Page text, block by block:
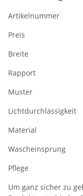
Artikelnummer
Preis
Breite
Rapport
Muster
Lichtdurchlässigkeit
Material
Wascheinsprung
Pflege
Um ganz sicher zu